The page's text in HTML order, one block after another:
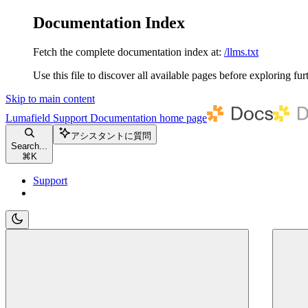
Documentation Index
Fetch the complete documentation index at: /llms.txt
Use this file to discover all available pages before exploring
Skip to main content
Lumafield Support Documentation home page
Search...
⌘ K
アシスタントに質問
Support